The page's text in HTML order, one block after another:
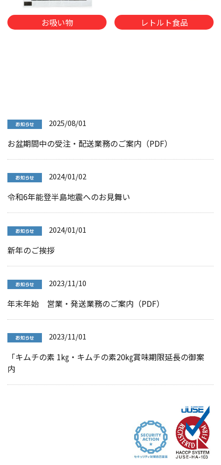
お吸い物 レトルト食品
2025/08/01
お盆期間中の受注・配送業務のご案内（PDF）
2024/01/02
令和6年能登半島地震へのお見舞い
2024/01/01
新年のご挨拶
2023/11/10
年末年始 営業・発送業務のご案内（PDF）
2023/11/01
「キムチの素 1㎏・キムチの素20㎏賞味期限延長の御案
内